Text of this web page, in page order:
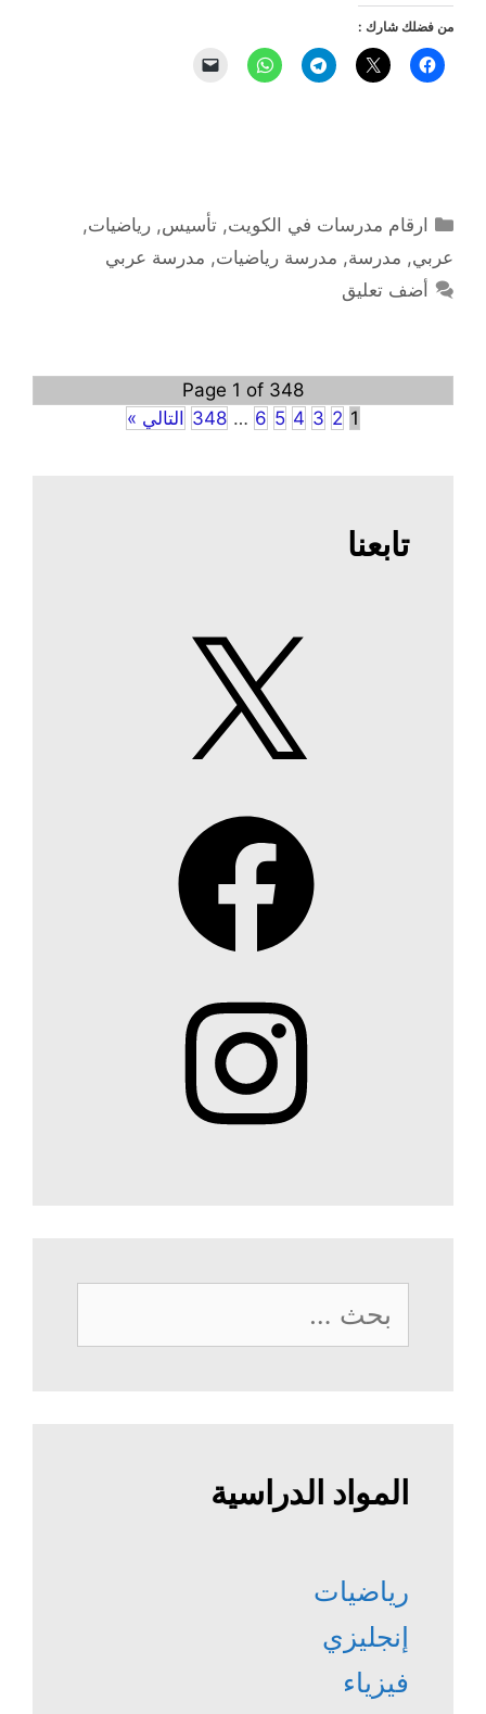
من فضلك شارك :
التصنيفات
ارقام مدرسات في الكويت,تأسيس,رياضيات,
عربي, مدرسة, مدرسة رياضيات, مدرسة عربي
أضف تعليق
Page 1 of 348
1
2
3
4
5
6
…
348 التالي »
تابعنا
Facebook
Instagram
عن:
المواد الدراسية
رياضيات
إنجليزي
فيزياء